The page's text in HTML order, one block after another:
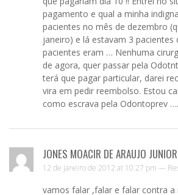
pagamento e qual a minha
pacientes no mês de dezembro
janeiro) e lá estavam 3 pacientes
pacientes eram … Nenhuma
de agora, quer passar pela
terá que pagar particular, darei
vira em pedir reembolso. Estou
como escrava pela Odontoprev ….
JONES MOACIR DE ARAUJO JUNIOR
12 de janeiro de 2012 at 10:27 pm —
vamos falar ,falar e falar contra a